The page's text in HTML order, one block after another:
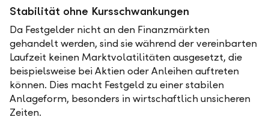
Stabilität ohne Kursschwankungen
Da Festgelder nicht an den Finanzmärkten
gehandelt werden, sind sie während der vereinbarten
Laufzeit keinen Marktvolatilitäten ausgesetzt, die
beispielsweise bei Aktien oder Anleihen auftreten
können. Dies macht Festgeld zu einer stabilen
Anlageform, besonders in wirtschaftlich unsicheren
Zeiten.